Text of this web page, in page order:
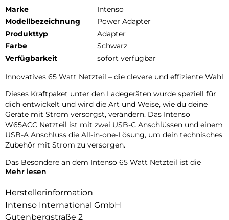
Marke
Intenso
Modellbezeichnung
Power Adapter
Produkttyp
Adapter
Farbe
Schwarz
Verfügbarkeit
sofort verfügbar
Innovatives 65 Watt Netzteil – die clevere und effiziente Wahl
Dieses Kraftpaket unter den Ladegeräten wurde speziell für
dich entwickelt und wird die Art und Weise, wie du deine
Geräte mit Strom versorgst, verändern. Das Intenso
W65ACC Netzteil ist mit zwei USB-C Anschlüssen und einem
USB-A Anschluss die All-in-one-Lösung, um dein technisches
Zubehör mit Strom zu versorgen.
Das Besondere an dem Intenso 65 Watt Netzteil ist die
revolutionäre GaN-Technologie. Sie sorgt dafür, dass das
hat den Vorteil, dass das Netzteil problemlos überall
mitgenommen werden kann. Außerdem sorgt die
Energieeffizienz dafür, dass der Ladevorgang nicht nur
Mehr lesen
Herstellerinformation
Intenso International GmbH
Gutenbergstraße 2